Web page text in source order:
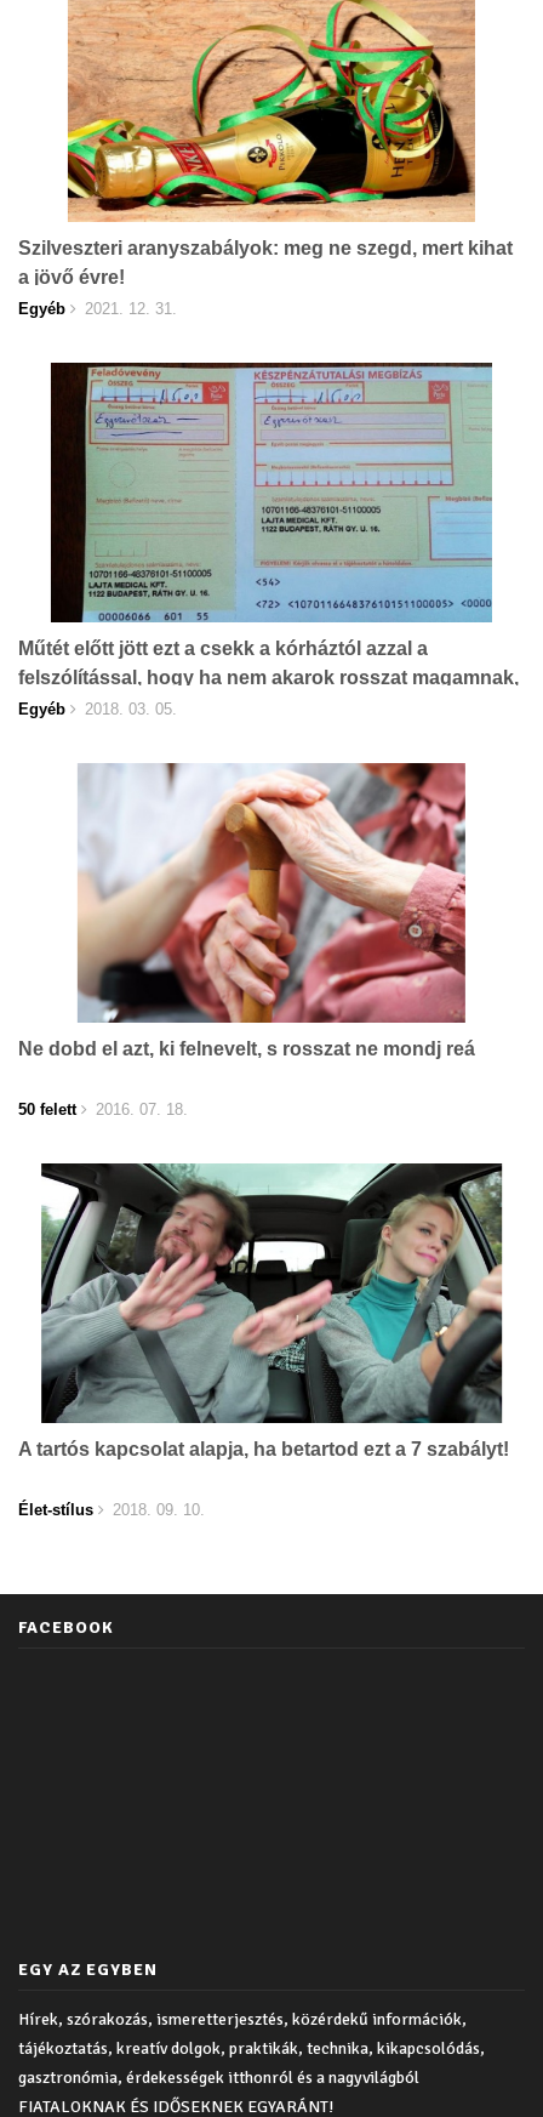
Szilveszteri aranyszabályok: meg ne szegd, mert kihat
a jövő évre!
Egyéb 2021. 12. 31.
Műtét előtt jött ezt a csekk a kórháztól azzal a
felszólítással, hogy ha nem akarok rosszat magamnak,
fizessem be, ez ugyanis a fertőtlenítőszerek ára!
Egyéb 2018. 03. 05.
Ne dobd el azt, ki felnevelt, s rosszat ne mondj reá
50 felett 2016. 07. 18.
A tartós kapcsolat alapja, ha betartod ezt a 7 szabályt!
Élet-stílus 2018. 09. 10.
FACEBOOK
EGY AZ EGYBEN
Hírek, szórakozás, ismeretterjesztés, közérdekű információk,
tájékoztatás, kreatív dolgok, praktikák, technika, kikapcsolódás,
gasztronómia, érdekességek itthonról és a nagyvilágból
FIATALOKNAK ÉS IDŐSEKNEK EGYARÁNT!